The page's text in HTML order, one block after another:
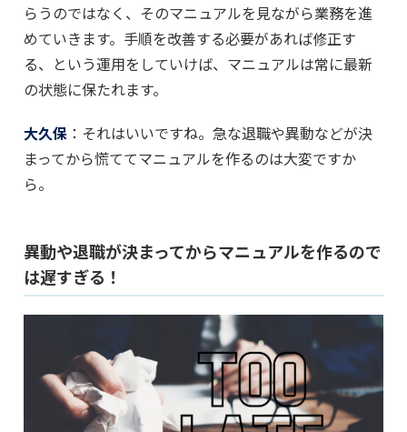
らうのではなく、そのマニュアルを見ながら業務を進
めていきます。手順を改善する必要があれば修正す
る、という運用をしていけば、マニュアルは常に最新
の状態に保たれます。
大久保 ：それはいいですね。急な退職や異動などが決
まってから慌ててマニュアルを作るのは大変ですか
ら。
異動や退職が決まってからマニュアルを作るので
は遅すぎる！